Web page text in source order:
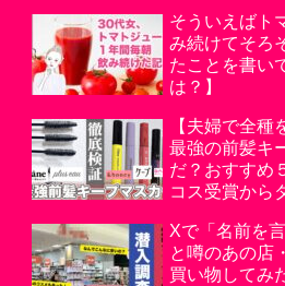
そういえばト
み続けてそろ
たことを書い
は？】
【夫婦で全種
最強の前髪キ
だ？おすすめ
コス受賞から
Xで「名前を
と噂のあの店
買い物してみ